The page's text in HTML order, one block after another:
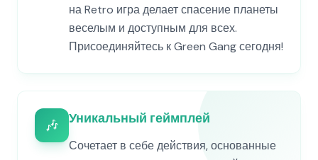
на Retro игра делает спасение планеты
веселым и доступным для всех.
Присоединяйтесь к Green Gang сегодня!
🎶 Уникальный геймплей
Сочетает в себе действия, основанные